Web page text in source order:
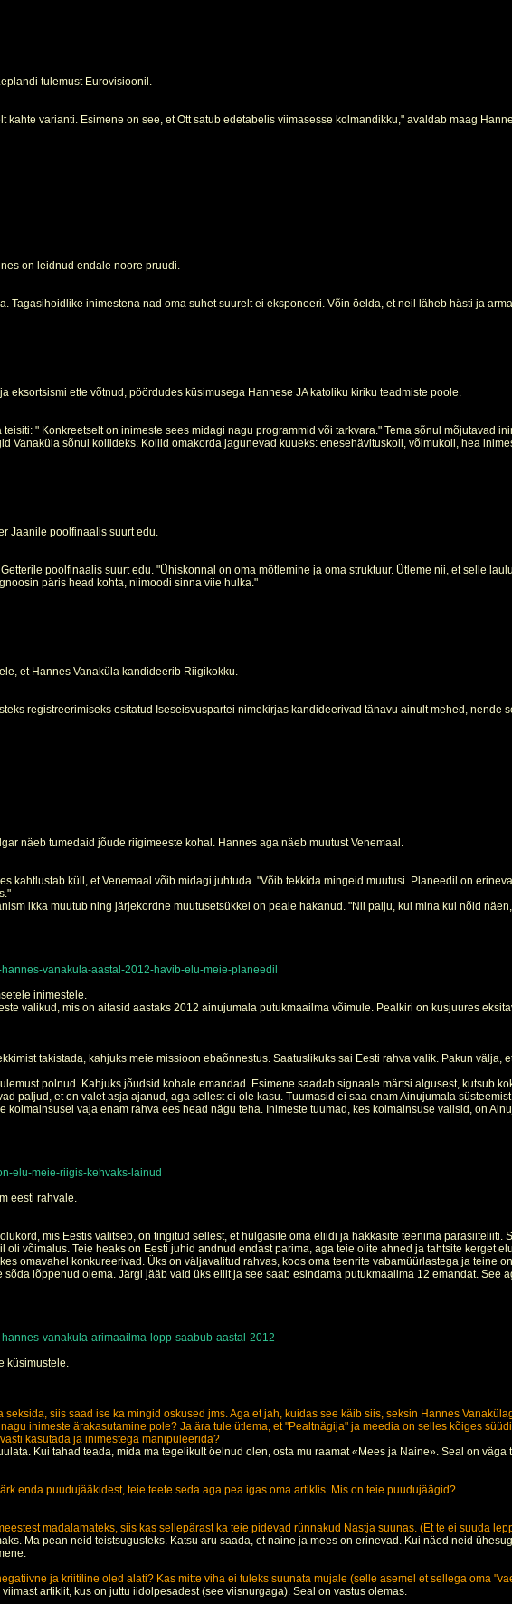
tulemust Eurovisioonil.
kahte varianti. Esimene on see, et Ott satub edetabelis viimasesse kolmandikku," avaldab maag
on leidnud endale noore pruudi.
Tagasihoidlike inimestena nad oma suhet suurelt ei eksponeeri. Võin öelda, et neil läheb hästi ja
eksortsismi ette võtnud, pöördudes küsimusega Hannese JA katoliku kiriku teadmiste poole.
" Konkreetselt on inimeste sees midagi nagu programmid või tarkvara." Tema sõnul mõjutavad
Vanaküla sõnul kollideks. Kollid omakorda jagunevad kuueks: enesehävituskoll, võimukoll, hea
Jaanile poolfinaalis suurt edu.
poolfinaalis suurt edu. "Ühiskonnal on oma mõtlemine ja oma struktuur. Ütleme nii, et selle
päris head kohta, niimoodi sinna viie hulka."
et Hannes Vanaküla kandideerib Riigikokku.
registreerimiseks esitatud Iseseisvuspartei nimekirjas kandideerivad tänavu ainult mehed, nende
näeb tumedaid jõude riigimeeste kohal. Hannes aga näeb muutust Venemaal.
kahtlustab küll, et Venemaal võib midagi juhtuda. "Võib tekkida mingeid muutusi. Planeedil on
ikka muutub ning järjekordne muutusetsükkel on peale hakanud. "Nii palju, kui mina kui nõid
vanakula-aastal-2012-havib-elu-meie-planeedil
inimestele.
valikud, mis on aitasid aastaks 2012 ainujumala putukmaailma võimule. Pealkiri on kusjuures
takistada, kahjuks meie missioon ebaõnnestus. Saatuslikuks sai Eesti rahva valik. Pakun
polnud. Kahjuks jõudsid kohale emandad. Esimene saadab signaale märtsi algusest, kutsub
paljud, et on valet asja ajanud, aga sellest ei ole kasu. Tuumasid ei saa enam Ainujumala
kolmainsusel vaja enam rahva ees head nägu teha. Inimeste tuumad, kes kolmainsuse valisid, on
elu-meie-riigis-kehvaks-lainud
eesti rahvale.
mis Eestis valitseb, on tingitud sellest, et hülgasite oma eliidi ja hakkasite teenima
oli võimalus. Teie heaks on Eesti juhid andnud endast parima, aga teie olite ahned ja tahtsite kerget
omavahel konkureerivad. Üks on väljavalitud rahvas, koos oma teenrite vabamüürlastega ja teine
lõppenud olema. Järgi jääb vaid üks eliit ja see saab esindama putukmaailma 12 emandat. See
vanakula-arimaailma-lopp-saabub-aastal-2012
küsimustele.
seksida, siis saad ise ka mingid oskused jms. Aga et jah, kuidas see käib siis, seksin Hannes
inimeste ärakasutamine pole? Ja ära tule ütlema, et "Pealtnägija" ja meedia on selles kõiges
kasutada ja inimestega manipuleerida?
Kui tahad teada, mida ma tegelikult öelnud olen, osta mu raamat «Mees ja Naine». Seal on
enda puudujääkidest, teie teete seda aga pea igas oma artiklis. Mis on teie puudujäägid?
madalamateks, siis kas sellepärast ka teie pidevad rünnakud Nastja suunas. (Et te ei suuda
Ma pean neid teistsugusteks. Katsu aru saada, et naine ja mees on erinevad. Kui näed neid
ja kriitiline oled alati? Kas mitte viha ei tuleks suunata mujale (selle asemel et sellega oma
artiklit, kus on juttu iidolpesadest (see viisnurgaga). Seal on vastus olemas.